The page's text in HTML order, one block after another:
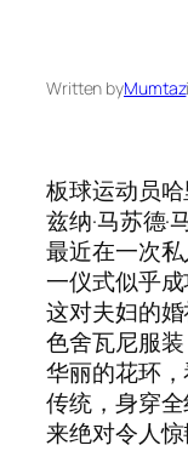
Written byMumtaz
板球运动员哈
兹纳·马苏德·
最近在一次
一仪式似乎成
这对夫妇的
色舍瓦尼服
华丽的花环
传统，身穿
来绝对令人惊